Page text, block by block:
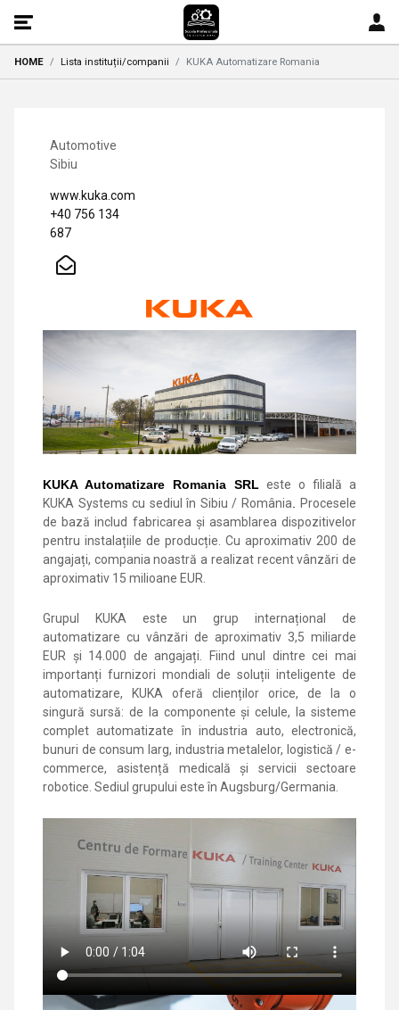
HOME Lista instituții/companii KUKA Automatizare Romania
Automotive
Sibiu
www.kuka.com
+40 756 134
687
KUKA Automatizare Romania SRL este o filială a
KUKA Systems cu sediul în Sibiu / România
Procesele
de bază includ fabricarea și asamblarea dispozitivelor
pentru instalațiile de producție. Cu aproximativ 200 de
angajați, compania noastră a realizat recent vânzări de
aproximativ 15 milioane EUR.
Grupul KUKA este un grup internațional de
automatizare cu vânzări de aproximativ 3,5 miliarde
EUR și 14.000 de angajați. Fiind unul dintre cei mai
importanți furnizori mondiali de soluții inteligente de
automatizare, KUKA oferă clienților orice, de la o
singură sursă: de la componente și celule, la sisteme
complet automatizate în industria auto, electronică,
bunuri de consum larg, industria metalelor, logistică / e-
commerce, asistență medicală și servicii sectoare
robotice. Sediul grupului este în Augsburg/Germania.